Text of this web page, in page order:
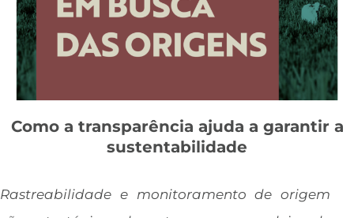
Como a transparência ajuda a garantir a
sustentabilidade
Rastreabilidade e monitoramento de origem